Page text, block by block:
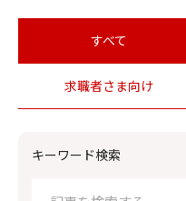
すべて
求職者さま向け
キーワード検索